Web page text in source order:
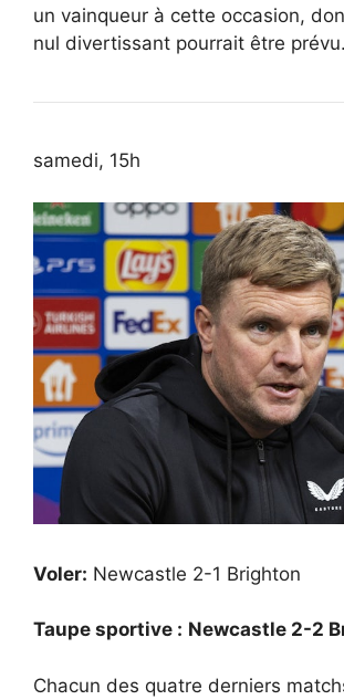
un vainqueur à cette occasion,
nul divertissant pourrait être
samedi, 15h
Voler: Newcastle 2-1 Brighton
Taupe sportive : Newcastle 2-2
Chacun des quatre derniers